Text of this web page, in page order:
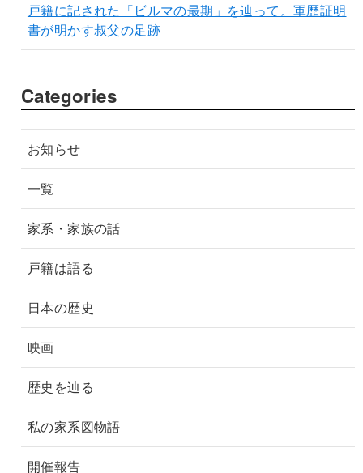
戸籍に記された「ビルマの最期」を辿って。軍歴証明
書が明かす叔父の足跡
Categories
お知らせ
一覧
家系・家族の話
戸籍は語る
日本の歴史
映画
歴史を辿る
私の家系図物語
開催報告